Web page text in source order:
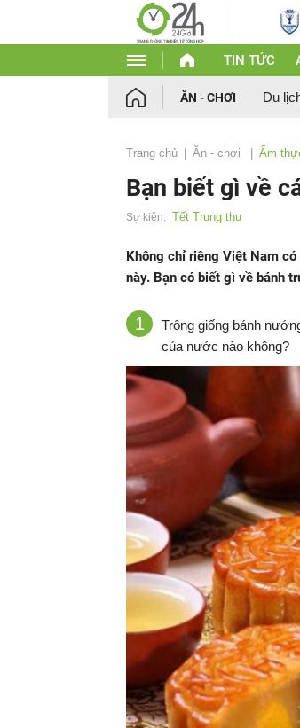
TIN TỨC
ĂN - CHƠI Du
Trang chủ Ăn - chơi Ẩm
Bạn biết gì về
Sự kiện: Tết Trung thu
Không chỉ riêng Việt Nam
này. Bạn có biết gì về bánh
1
Trông giống bánh
của nước nào không?